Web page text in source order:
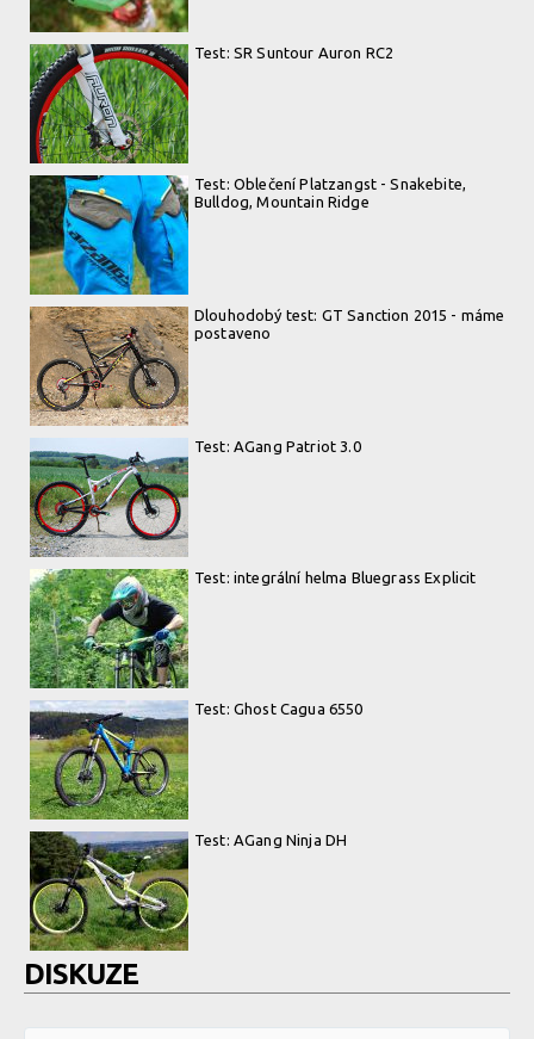
Test: SR Suntour Auron RC2
Test: Oblečení Platzangst - Snakebite,
Bulldog, Mountain Ridge
Dlouhodobý test: GT Sanction 2015 - máme
postaveno
Test: AGang Patriot 3.0
Test: integrální helma Bluegrass Explicit
Test: Ghost Cagua 6550
Test: AGang Ninja DH
DISKUZE